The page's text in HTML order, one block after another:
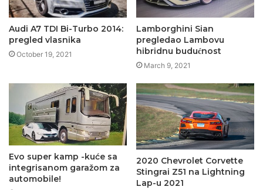
Audi A7 TDI Bi-Turbo 2014:
pregled vlasnika
October 19, 2021
Lamborghini Sian
pregledao Lambovu
hibridnu budućnost
March 9, 2021
Evo super kamp -kuće sa
integrisanom garažom za
automobile!
2020 Chevrolet Corvette
Stingrai Z51 na Lightning
Lap-u 2021